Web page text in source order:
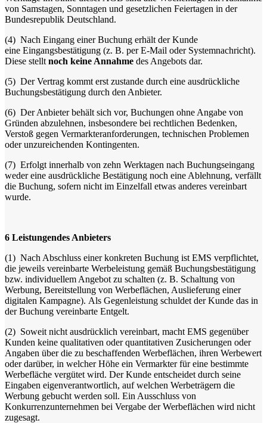
von Samstagen, Sonntagen und gesetzlichen Feiertagen in der
Bundesrepublik Deutschland.
(4) Nach Eingang einer Buchung erhält der Kunde
eine Eingangsbestätigung (z. B. per E-Mail oder Systemnachricht).
Diese stellt noch keine Annahme des Angebots dar.
(5) Der Vertrag kommt erst zustande durch eine ausdrückliche
Buchungsbestätigung durch den Anbieter.
(6) Der Anbieter behält sich vor, Buchungen ohne Angabe von
Gründen abzulehnen, insbesondere bei rechtlichen Bedenken,
Verstoß gegen Vermarkteranforderungen, technischen Problemen
oder unzureichenden Kontingenten.
(7) Erfolgt innerhalb von zehn Werktagen nach Buchungseingang
weder eine ausdrückliche Bestätigung noch eine Ablehnung, verfällt
die Buchung, sofern nicht im Einzelfall etwas anderes vereinbart
wurde.
6 Leistungendes Anbieters
(1) Nach Abschluss einer konkreten Buchung ist EMS verpflichtet,
die jeweils vereinbarte Werbeleistung gemäß Buchungsbestätigung
bzw. individuellem Angebot zu schalten (z. B. Schaltung von
Werbung, Bereitstellung von Werbeflächen, Auslieferung einer
digitalen Kampagne). Als Gegenleistung schuldet der Kunde das in
der Buchung vereinbarte Entgelt.
(2) Soweit nicht ausdrücklich vereinbart, macht EMS gegenüber
Kunden keine qualitativen oder quantitativen Zusicherungen oder
Angaben über die zu beschaffenden Werbeflächen, ihren Werbewert
oder darüber, in welcher Höhe ein Vermarkter für eine bestimmte
Werbefläche vergütet wird. Der Kunde entscheidet durch seine
Eingaben eigenverantwortlich, auf welchen Werbeträgern die
Werbung gebucht werden soll. Ein Ausschluss von
Konkurrenzunternehmen bei Vergabe der Werbeflächen wird nicht
zugesagt.